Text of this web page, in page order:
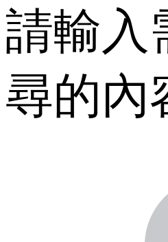
請輸入
尋的內